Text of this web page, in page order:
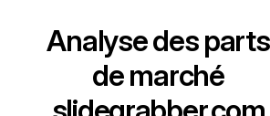
Analyse des parts
de marché